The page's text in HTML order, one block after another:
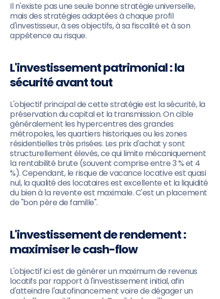
Il n'existe pas une seule bonne stratégie universelle,
mais des stratégies adaptées à chaque profil
d'investisseur, à ses objectifs, à sa fiscalité et à son
appétence au risque.
L'investissement patrimonial : la
sécurité avant tout
L'objectif principal de cette stratégie est la sécurité, la
préservation du capital et la transmission. On cible
généralement les hypercentres des grandes
métropoles, les quartiers historiques ou les zones
résidentielles très prisées. Les prix d'achat y sont
structurellement élevés, ce qui limite mécaniquement
la rentabilité brute (souvent comprise entre 3 % et 4
%). Cependant, le risque de vacance locative est quasi
nul, la qualité des locataires est excellente et la liquidité
du bien à la revente est maximale. C'est un placement
de "bon père de famille".
L'investissement de rendement :
maximiser le cash-flow
L'objectif ici est de générer un maximum de revenus
locatifs par rapport à l'investissement initial, afin
d'atteindre l'autofinancement voire de dégager un